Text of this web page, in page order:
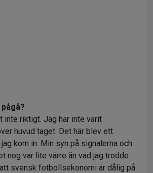
inte riktigt. Jag har inte varit
huvud taget. Det här blev ett
kom in. Min syn på signalerna och
nog var lite värre än vad jag trodde.
svensk fotbollsekonomi är dålig på